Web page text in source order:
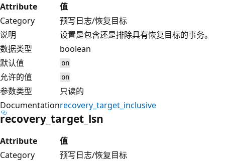
Attribute
值
Category
预写日志/恢复目标
说明
设置是包含还是排除具有恢复目标的事务。
数据类型
boolean
默认值
on
允许的值 on
参数类型
只读的
Documentationrecovery_target_inclusive
recovery_target_lsn
Attribute
值
Category
预写日志/恢复目标